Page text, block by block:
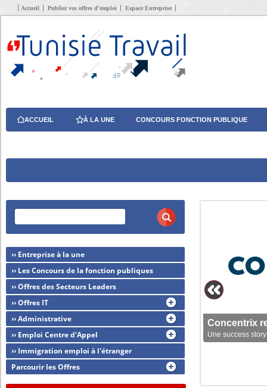
Accueil Publiez vos offres d’emploi Espace Entreprise
ACCUEIL À LA UNE CONCOURS FONCTION PUBLIQUE
Concentrix
Une success
›› Entreprise à la une
›› Les Concours de la fonction publiques
›› Offres des Secteurs Leaders
›› Offres IT
›› Administrative
›› Emploi Centre d'Appel
›› Immigration emploi à l'étranger
Parcourir les Offres